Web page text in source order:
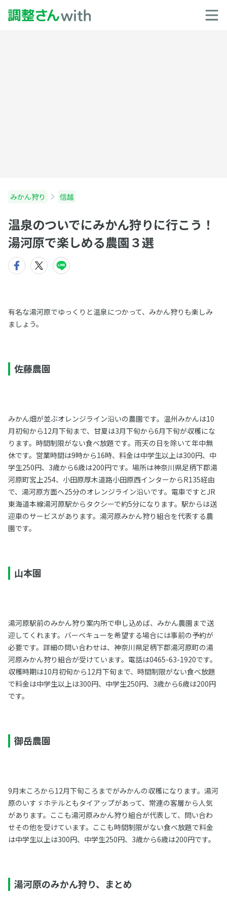
みかん狩り 信越
温泉のついでにみかん狩りに行こう！
湯河原で楽しめる農園３選
有名な湯河原でゆっくりと温泉につかって、みかん狩りも楽しみ
ましょう。
佐藤農園
みかん畑が並ぶオレンジライン沿いの農園です。温州みかんは10
月初旬から12月下旬まで、甘夏は3月下旬から6月下旬が収穫にな
ります。時間制限がない食べ放題です。雨天の日を除いて年中無
休です。営業時間は9時から16時、料金は中学生以上は300円、中
学生250円、3歳から6歳は200円です。場所は神奈川県足柄下郡湯
河原町宮上254、小田原厚木道路小田原西インターからR135経由
で、湯河原方面へ25分のオレンジライン沿いです。電車ですとJR
東海道本線湯河原駅からタクシーで約5分になります。駅からは送
迎車のサービスがあります。湯河原みかん狩り組合を代表する農
園です。
山本園
湯河原駅前のみかん狩り案内所で申し込めば、みかん農園まで送
迎してくれます。バーベキューを希望する場合には事前の予約が
必要です。詳細の問い合わせは、神奈川県足柄下郡湯河原町の湯
河原みかん狩り組合が受けています。電話は0465-63-1920です。
収穫時期は10月初旬から12月下旬まで、時間制限がない食べ放題
で料金は中学生以上は300円、中学生250円、3歳から6歳は200円
です。
御岳農園
9月末ころから12月下旬ころまでがみかんの収穫になります。湯河
原のいすゞホテルともタイアップがあって、常連の客層から人気
があります。ここも湯河原みかん狩り組合が代表して、問い合わ
せその他を受けています。ここも時間制限がない食べ放題で料金
は中学生以上は300円、中学生250円、3歳から6歳は200円です。
湯河原のみかん狩り、まとめ